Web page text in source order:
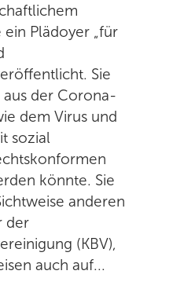
Plädoyer „für
Sie
aus der Corona-
dem Virus und
sozial
könnte. Sie
anderen
der
(KBV),
auch auf...